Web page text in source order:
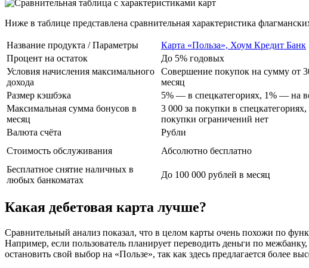
Ниже в таблице представлена сравнительная характеристика
Название продукта / Параметры Карта «Польза», Хоум Кредит Банк
Процент на остаток
До 5% годовых
Условия начисления максимального
дохода
Совершение покупок на сумму от
месяц
Размер кэшбэка
5% — в спецкатегориях, 1% — на
Максимальная сумма бонусов в
месяц
3 000 за покупки в
покупки ограничений нет
Валюта счёта
Рубли
Стоимость обслуживания
Абсолютно бесплатно
Бесплатное снятие наличных в
любых банкоматах
До 100 000 рублей в месяц
Какая дебетовая карта лучше?
Сравнительный анализ показал, что в целом карты очень похожи по
Например, если пользователь планирует переводить деньги по
остановить свой выбор на «Пользе», так как здесь предлагается более